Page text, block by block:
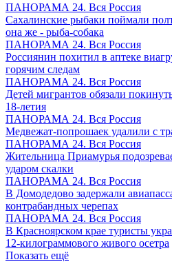
ПАНОРАМА 24. Вся Россия
Сахалинские рыбаки поймали
она же - рыба-собака
ПАНОРАМА 24. Вся Россия
Россиянин похитил в аптеке
горячим следам
ПАНОРАМА 24. Вся Россия
Детей мигрантов обязали
18-летия
ПАНОРАМА 24. Вся Россия
Медвежат-попрошаек удалили с
ПАНОРАМА 24. Вся Россия
Жительница Приамурья
ударом скалки
ПАНОРАМА 24. Вся Россия
В Домодедово задержали
контрабандных черепах
ПАНОРАМА 24. Вся Россия
В Красноярском крае туристы
12-килограммового живого осетра
Показать ещё